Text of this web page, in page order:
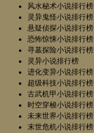
风水秘术小说排行榜
灵异鬼怪小说排行榜
悬疑侦探小说排行榜
恐怖惊悚小说排行榜
寻墓探险小说排行榜
灵异小说排行榜
进化变异小说排行榜
超级科技小说排行榜
古武机甲小说排行榜
时空穿梭小说排行榜
未来世界小说排行榜
末世危机小说排行榜